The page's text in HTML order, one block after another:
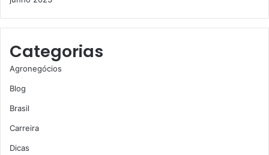
Categorias
Agronegócios
Blog
Brasil
Carreira
Dicas